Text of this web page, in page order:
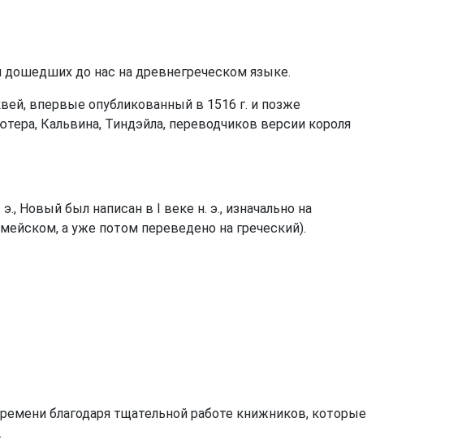
дошедших до нас на древнегреческом языке.
впервые опубликованный в 1516 г. и позже
Кальвина, Тиндэйла, переводчиков версии короля
Новый был написан в I веке н. э., изначально на
а уже потом переведено на греческий).
благодаря тщательной работе книжников, которые